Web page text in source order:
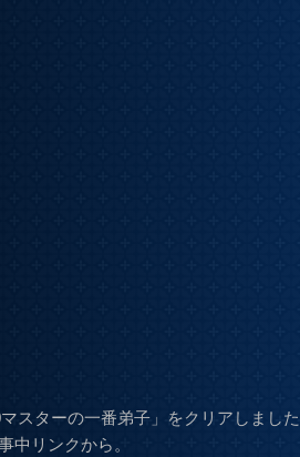
スターの一番弟子」をクリアしまし
中リンクから。